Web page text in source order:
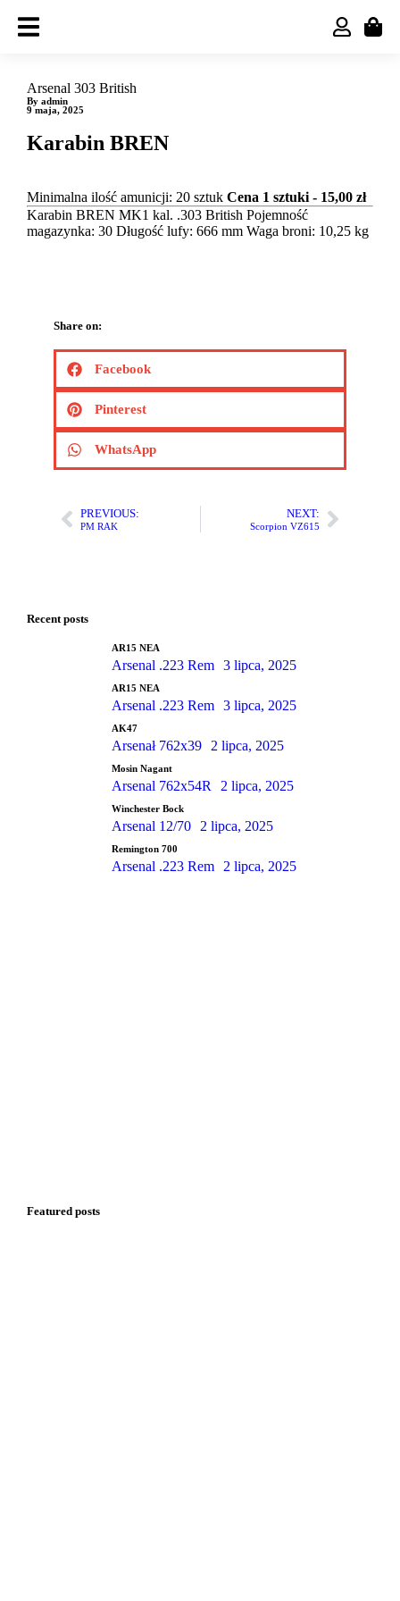
Arsenal 303 British
By admin
9 maja, 2025
Karabin BREN
Minimalna ilość amunicji: 20 sztuk Cena 1 sztuki - 15,00 zł
Karabin BREN MK1 kal. .303 British Pojemność
magazynka: 30 Długość lufy: 666 mm Waga broni: 10,25 kg
Share on:
Facebook
Pinterest
WhatsApp
PREVIOUS:
PM RAK
NEXT:
Scorpion VZ615
Recent posts
AR15 NEA
Arsenal .223 Rem 3 lipca, 2025
AR15 NEA
Arsenal .223 Rem 3 lipca, 2025
AK47
Arsenał 762x39 2 lipca, 2025
Mosin Nagant
Arsenal 762x54R 2 lipca, 2025
Winchester Bock
Arsenal 12/70 2 lipca, 2025
Remington 700
Arsenal .223 Rem 2 lipca, 2025
WE RECOMMEND
Featured posts